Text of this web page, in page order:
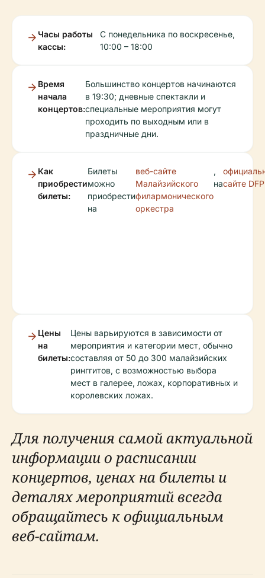
Часы работы
кассы:
С понедельника по воскресенье,
10:00 – 18:00
Время
начала
концертов:
Большинство концертов начинаются
в 19:30; дневные спектакли и
специальные мероприятия могут
проходить по выходным или в
праздничные дни.
Как
приобрести
билеты:
Билеты
можно
приобрести
на
веб-сайте
Малайзийского
филармонического
оркестра
,
насайте DFP
Цены
на
билеты:
Цены варьируются в зависимости от
мероприятия и категории мест, обычно
составляя от 50 до 300 малайзийских
ринггитов, с возможностью выбора
мест в галерее, ложах, корпоративных и
королевских ложах.
Для получения самой актуальной
информации о расписании
концертов, ценах на билеты и
деталях мероприятий всегда
обращайтесь к официальным
веб-сайтам.